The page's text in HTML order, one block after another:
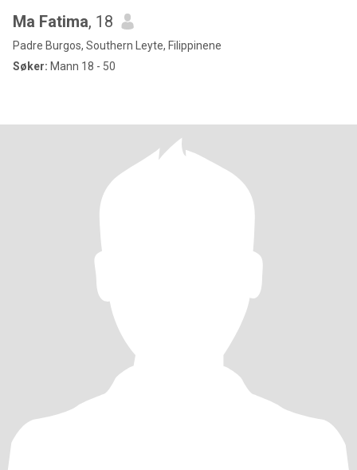
Ma Fatima, 18
Padre Burgos, Southern Leyte, Filippinene
Søker: Mann 18 - 50